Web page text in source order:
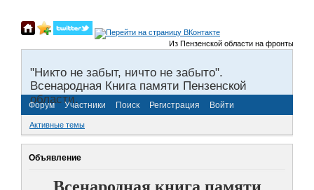
Из Пензенской области на фронты
"Никто не забыт, ничто не забыто".
Всенародная Книга памяти Пензенской
области.
Форум Участники Поиск Регистрация Войти
Активные темы
Объявление